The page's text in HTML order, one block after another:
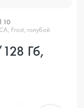
10
Frost, голубой
Гб,